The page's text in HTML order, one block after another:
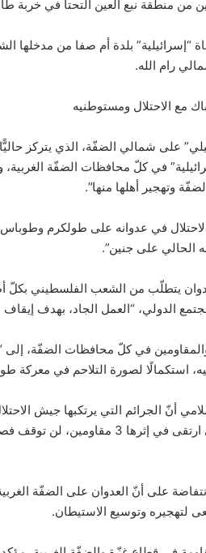
من منطقة نبع العين التحتا في خربة
“إسرائيلية” بلدة أم صفا من مدخلها
رام الله.
مع الاحتلال ومستوطنيه
على شمالي الضفّة، الذي يتركز
في كلّ محافظات الضفّة
وتهجير أهلها منها”.
في عدوانه على طولكرم وطوباس،
الحالي على جنين”.
يتطلّب من الشعب الفلسطيني بكلّ
الدولي، “العمل الجاد، بهدف
في كلّ محافظات الضفّة، إلى
استكمالًا لصورة التلاحم في معركة
أنّ الجرائم التي يرتكبها جيش
الجمعة في بلدة الزبابدة، والتي
على أنّ العدوان على الضفّة
لتهجيره وتوسيع الاستيطان.